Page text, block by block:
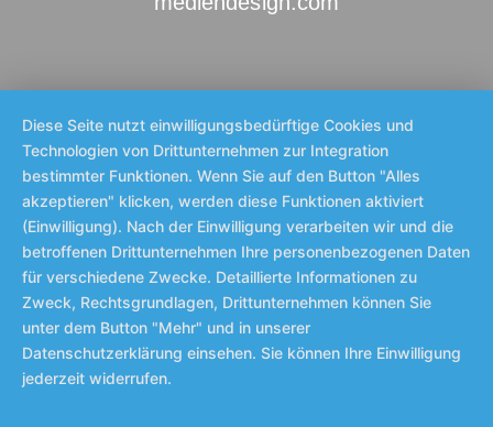
Diese Seite nutzt einwilligungsbedürftige Cookies und
Technologien von Drittunternehmen zur Integration
bestimmter Funktionen. Wenn Sie auf den Button "Alles
akzeptieren" klicken, werden diese Funktionen aktiviert
(Einwilligung). Nach der Einwilligung verarbeiten wir und die
betroffenen Drittunternehmen Ihre personenbezogenen Daten
für verschiedene Zwecke. Detaillierte Informationen zu
Zweck, Rechtsgrundlagen, Drittunternehmen können Sie
unter dem Button "Mehr" und in unserer
Datenschutzerklärung einsehen. Sie können Ihre Einwilligung
jederzeit widerrufen.